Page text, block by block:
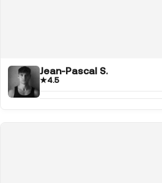
Jean-Pascal S.
★4.5